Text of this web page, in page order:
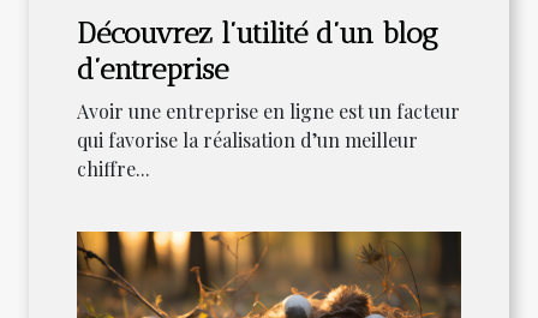
Découvrez l’utilité d’un blog
d’entreprise
Avoir une entreprise en ligne est un facteur
qui favorise la réalisation d’un meilleur
chiffre...